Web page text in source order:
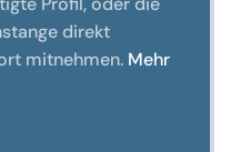
direkt
mitnehmen. Mehr